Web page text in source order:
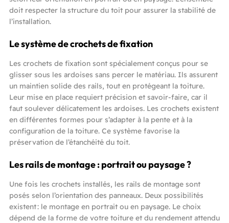
doit respecter la structure du toit pour assurer la stabilité de
l’installation.
Le système de crochets de fixation
Les crochets de fixation sont spécialement conçus pour se
glisser sous les ardoises sans percer le matériau. Ils assurent
un maintien solide des rails, tout en protégeant la toiture.
Leur mise en place requiert précision et savoir-faire, car il
faut soulever délicatement les ardoises. Les crochets existent
en différentes formes pour s’adapter à la pente et à la
configuration de la toiture. Ce système favorise la
préservation de l’étanchéité du toit.
Les rails de montage : portrait ou paysage ?
Une fois les crochets installés, les rails de montage sont
posés selon l’orientation des panneaux. Deux possibilités
existent : le montage en portrait ou en paysage. Le choix
dépend de la forme de votre toiture et du rendement attendu